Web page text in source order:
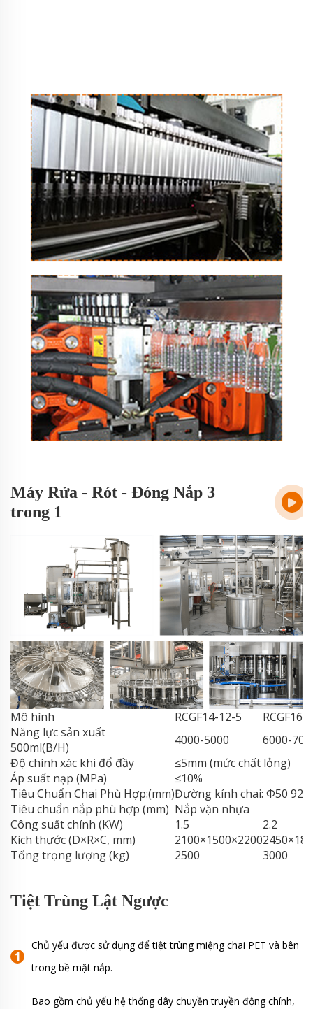
Máy Rửa - Rót - Đóng Nắp 3
trong 1
Mô hình RCGF14-12-5
RCGF16-
Năng lực sản xuất
500ml(B/H)
4000-5000
6000-
Độ chính xác khi đổ đầy
≤5mm (mức chất lỏng)
Áp suất nạp (MPa)
≤10%
Tiêu Chuẩn Chai Phù Hợp:(mm)Đường kính chai: Φ50 92,
Tiêu chuẩn nắp phù hợp (mm) Nắp vặn nhựa
Công suất chính (KW)
1.5
2.2
Kích thước (D×R×C, mm)
2100×1500×2200
Tổng trọng lượng (kg)
2500 3000
Tiệt Trùng Lật Ngược
Chủ yếu được sử dụng để tiệt trùng miệng chai PET và bên
trong bề mặt nắp.
Bao gồm chủ yếu hệ thống dây chuyền truyền động chính,